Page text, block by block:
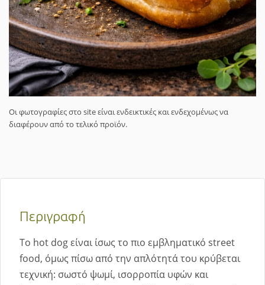
Οι φωτογραφίες στο site είναι ενδεικτικές και ενδεχομένως να
διαφέρουν από το τελικό προϊόν.
Περιγραφή
Το hot dog είναι ίσως το πιο εμβληματικό street
food, όμως πίσω από την απλότητά του κρύβεται
τεχνική: σωστό ψωμί, ισορροπία υφών και